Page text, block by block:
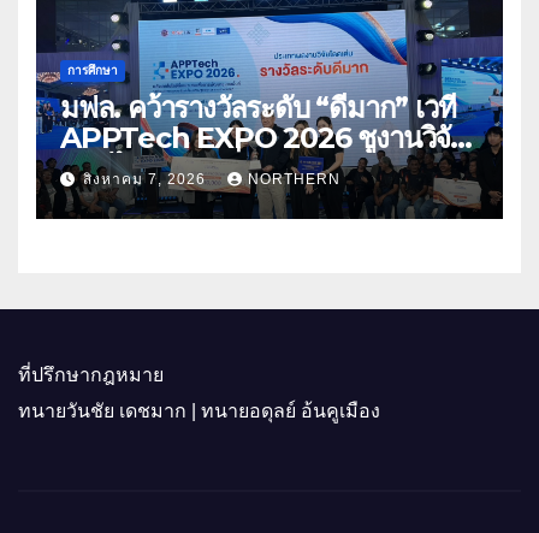
การศึกษา
มฟล. คว้ารางวัลระดับ “ดีมาก” เวที
APPTech EXPO 2026 ชูงานวิจัย
สมุนไพร ขับเคลื่อนนวัตกรรมสู่เชิง
พาณิชย์
สิงหาคม 7, 2026 NORTHERN
ที่ปรึกษากฎหมาย
ทนายวันชัย เดชมาก | ทนายอดุลย์ อ้นคูเมือง